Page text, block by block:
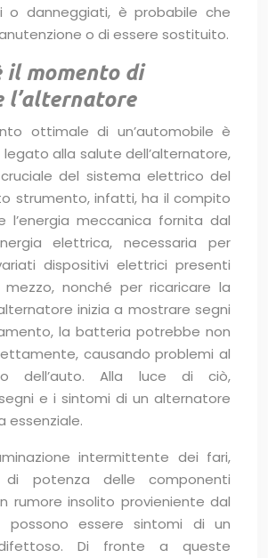
o danneggiati, è probabile che
o di essere sostituito.
il momento di
l’alternatore
ottimale di un’automobile è
alla salute dell’alternatore,
del sistema elettrico del
strumento, infatti, ha il compito
l’energia meccanica fornita dal
elettrica, necessaria per
dispositivi elettrici presenti
mezzo, nonché per ricaricare la
inizia a mostrare segni
la batteria potrebbe non
causando problemi al
dell’auto. Alla luce di ciò,
e i sintomi di un alternatore
essenziale.
intermittente dei fari,
potenza delle componenti
rumore insolito provieniente dal
possono essere sintomi di un
Di fronte a queste